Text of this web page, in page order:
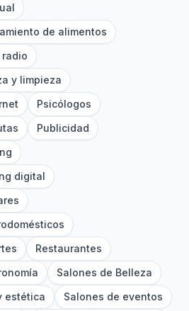
de alimentos
radio
y limpieza
Psicólogos
Publicidad
digital
Restaurantes
Salones de Belleza
estética
Salones de eventos